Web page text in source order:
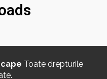
Toate drepturile